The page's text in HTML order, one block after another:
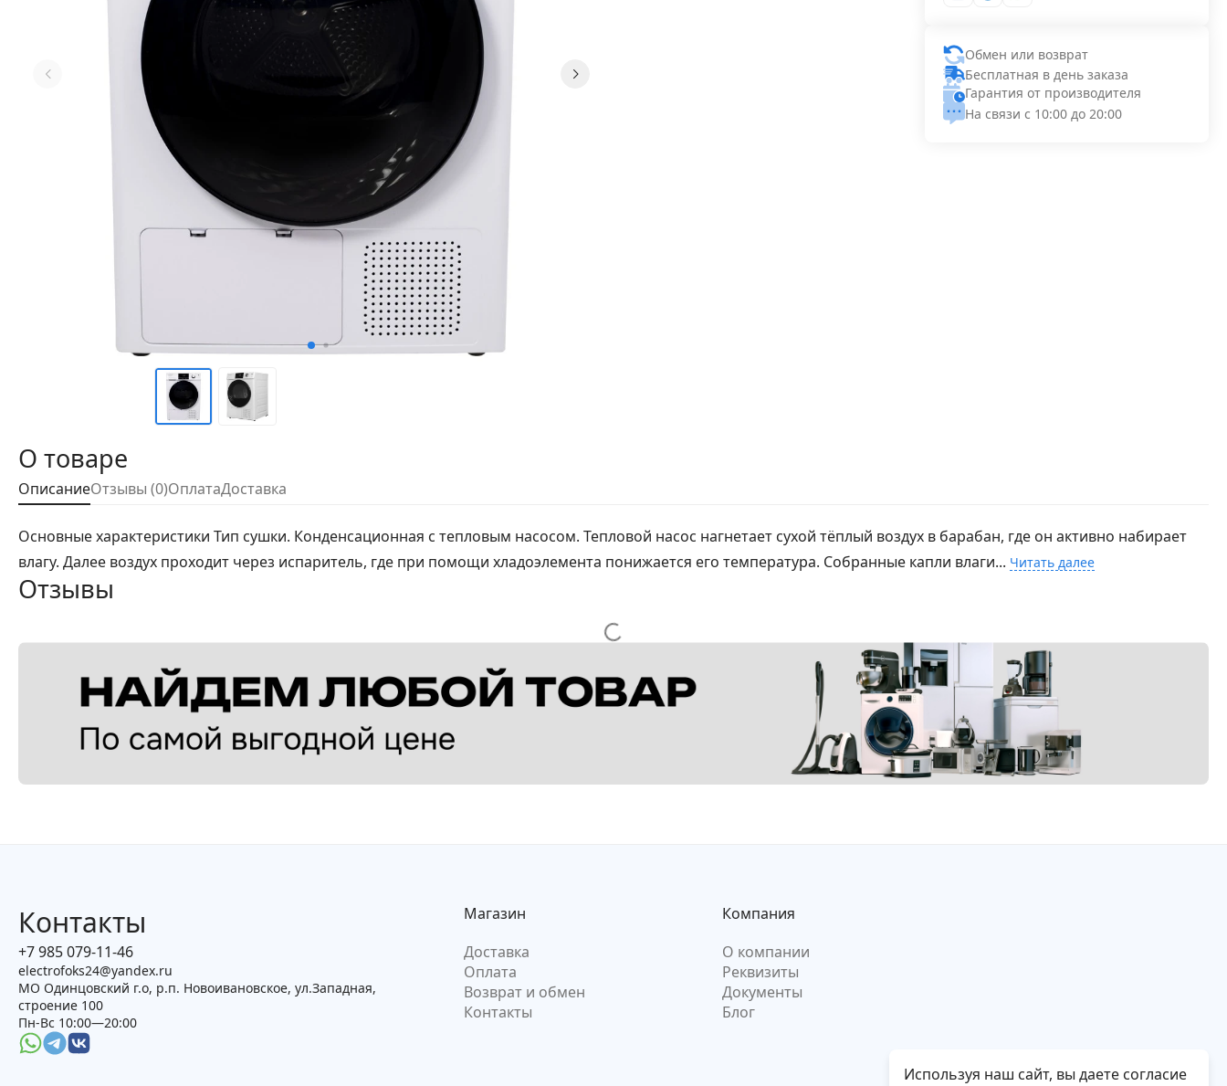
Обмен или возврат
Бесплатная в день заказа
Гарантия от производителя
На связи с 10:00 до 20:00
О товаре
ОписаниеОтзывы (0)ОплатаДоставка
Основные характеристики Тип сушки. Конденсационная с тепловым насосом. Тепловой насос нагнетает сухой тёплый воздух в барабан, где он активно набирает
влагу. Далее воздух проходит через испаритель, где при помощи хладоэлемента понижается его температура. Собранные капли влаги... Читать далее
Отзывы
Контакты
+7 985 079-11-46
electrofoks24@yandex.ru
МО Одинцовский г.о, р.п. Новоивановское, ул.Западная,
строение 100
Пн-Вс 10:00—20:00
Магазин
Доставка
Оплата
Возврат и обмен
Контакты
Компания
О компании
Реквизиты
Документы
Блог
Используя наш сайт, вы даете согласие